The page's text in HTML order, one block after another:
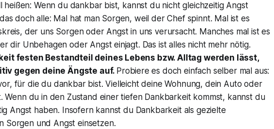
heißen: Wenn du dankbar bist, kannst du nicht gleichzeitig Angst
doch alle: Mal hat man Sorgen, weil der Chef spinnt. Mal ist es
der uns Sorgen oder Angst in uns verursacht. Manches mal ist es
dir Unbehagen oder Angst einjagt. Das ist alles nicht mehr nötig.
festen Bestandteil deines Lebens bzw. Alltag werden lässt,
gegen deine Ängste auf. Probiere es doch einfach selber mal aus:
für die du dankbar bist. Vielleicht deine Wohnung, dein Auto oder
Wenn du in den Zustand einer tiefen Dankbarkeit kommst, kannst du
Angst haben. Insofern kannst du Dankbarkeit als gezielte
Sorgen und Angst einsetzen.